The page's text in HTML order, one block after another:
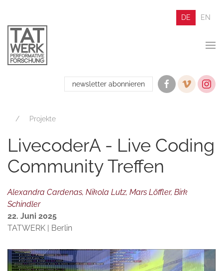
DE EN
newsletter abonnieren
Projekte
LivecoderA - Live Coding
Community Treffen
Alexandra Cardenas, Nikola Lutz, Mars Löffler, Birk
Schindler
22. Juni 2025
TATWERK | Berlin